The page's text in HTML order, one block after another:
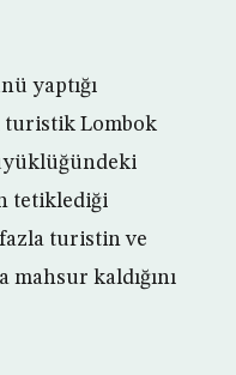
yaptığı
turistik Lombok
tetiklediği
turistin ve
mahsur kaldığını